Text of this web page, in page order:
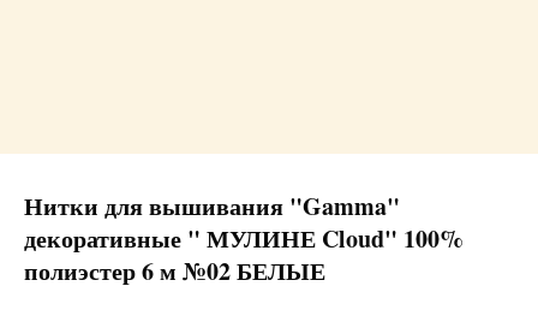
Нитки для вышивания "Gamma"
декоративные " МУЛИНЕ Cloud" 100%
полиэстер 6 м №02 БЕЛЫЕ